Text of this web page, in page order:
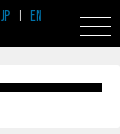
JP | EN